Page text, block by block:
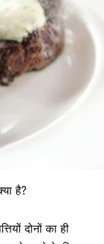
है?
दोनों का ही